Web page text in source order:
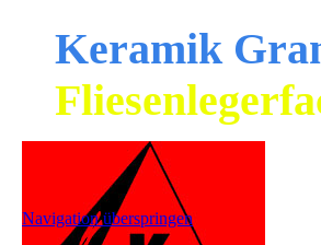
Keramik
Navigation überspringen